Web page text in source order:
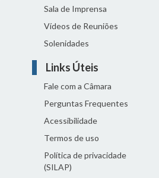
Sala de Imprensa
Vídeos de Reuniões
Solenidades
Links Úteis
Fale com a Câmara
Perguntas Frequentes
Acessibilidade
Termos de uso
Política de privacidade
(SILAP)